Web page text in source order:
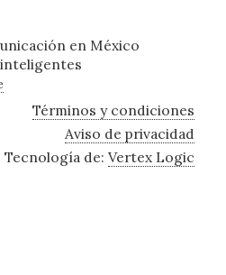
en México
Términos y condiciones
Aviso de privacidad
Tecnología de:Vertex Logic